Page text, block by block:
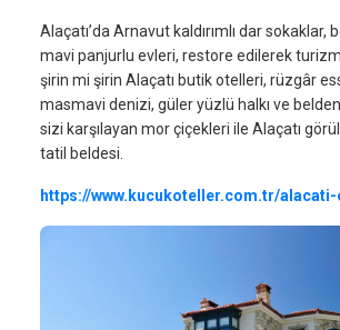
Alaçatı’da Arnavut kaldırımlı dar sokaklar,
mavi panjurlu evleri, restore edilerek
şirin mi şirin Alaçatı butik otelleri, rüzgâr
masmavi denizi, güler yüzlü halkı ve
sizi karşılayan mor çiçekleri ile Alaçatı
tatil beldesi.
https://www.kucukoteller.com.tr/